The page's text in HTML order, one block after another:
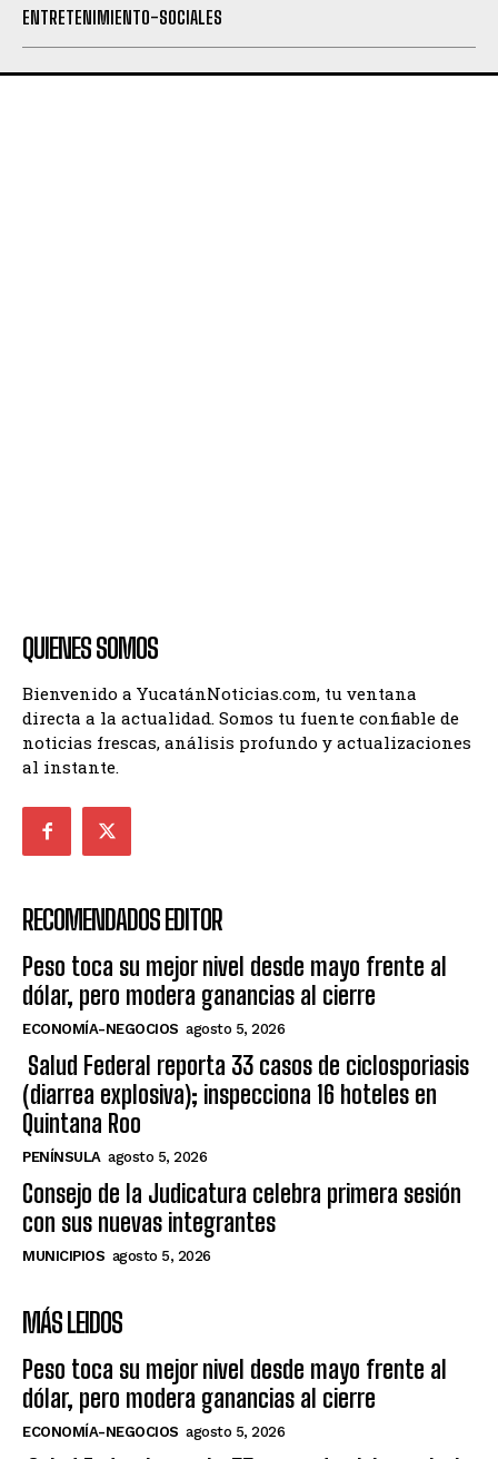
ENTRETENIMIENTO-SOCIALES
QUIENES SOMOS
Bienvenido a YucatánNoticias.com, tu ventana
directa a la actualidad. Somos tu fuente confiable de
noticias frescas, análisis profundo y actualizaciones
al instante.
RECOMENDADOS EDITOR
Peso toca su mejor nivel desde mayo frente al
dólar, pero modera ganancias al cierre
ECONOMÍA-NEGOCIOS agosto 5, 2026
Salud Federal reporta 33 casos de ciclosporiasis
(diarrea explosiva); inspecciona 16 hoteles en
Quintana Roo
PENÍNSULA agosto 5, 2026
Consejo de la Judicatura celebra primera sesión
con sus nuevas integrantes
MUNICIPIOS agosto 5, 2026
MÁS LEIDOS
Peso toca su mejor nivel desde mayo frente al
dólar, pero modera ganancias al cierre
ECONOMÍA-NEGOCIOS agosto 5, 2026